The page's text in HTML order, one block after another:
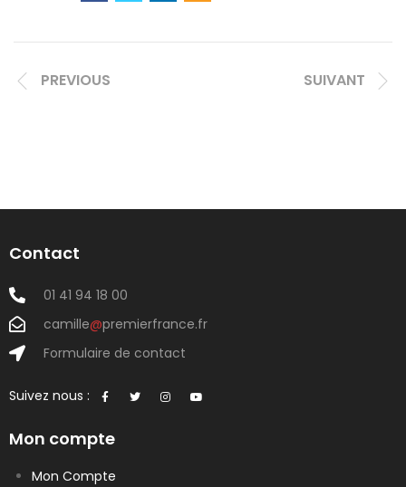
PREVIOUS SUIVANT
Contact
01 41 94 18 00
camille@premierfrance.fr
Formulaire de contact
Suivez nous :
Mon compte
Mon Compte